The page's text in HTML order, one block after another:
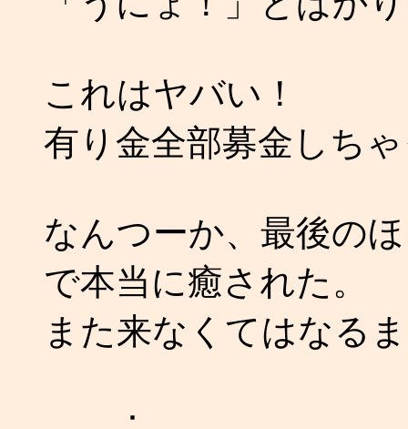
これはヤバい！
有り金全部募金しち
なんつーか、最後の
で本当に癒された。
また来なくてはなる